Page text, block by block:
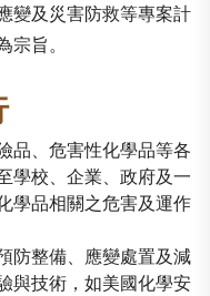
變及災害防救等專案計
旨。
品、危害性化學品等各
學校、企業、政府及一
學品相關之危害及運作
防整備、應變處置及減
與技術，如美國化學安